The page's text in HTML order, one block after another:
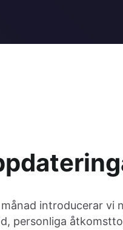
introducerar vi
personliga